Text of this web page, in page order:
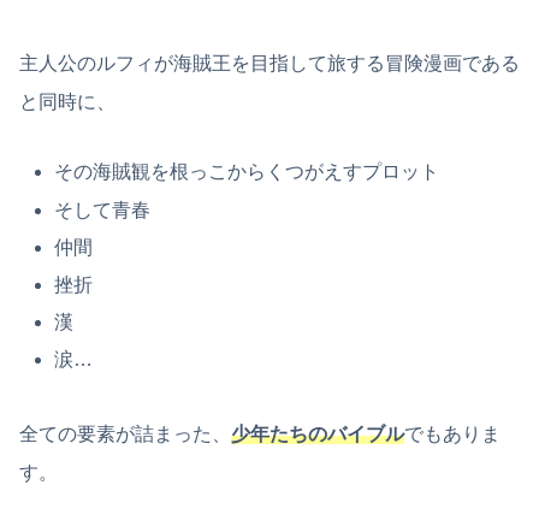
主人公のルフィが海賊王を目指して旅する冒険漫画である
と同時に、
その海賊観を根っこからくつがえすプロット
そして青春
仲間
挫折
漢
涙…
全ての要素が詰まった、 少年たちのバイブルでもありま
す。